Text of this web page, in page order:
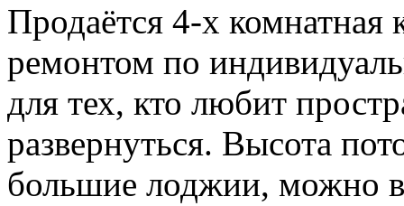
Продаётся 4-х
ремонтом по
для тех, кто любит
развернуться. Высота
большие лоджии, можно